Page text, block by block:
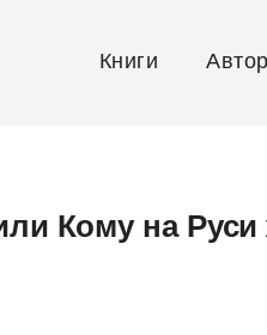
Книги
Кому на Руси